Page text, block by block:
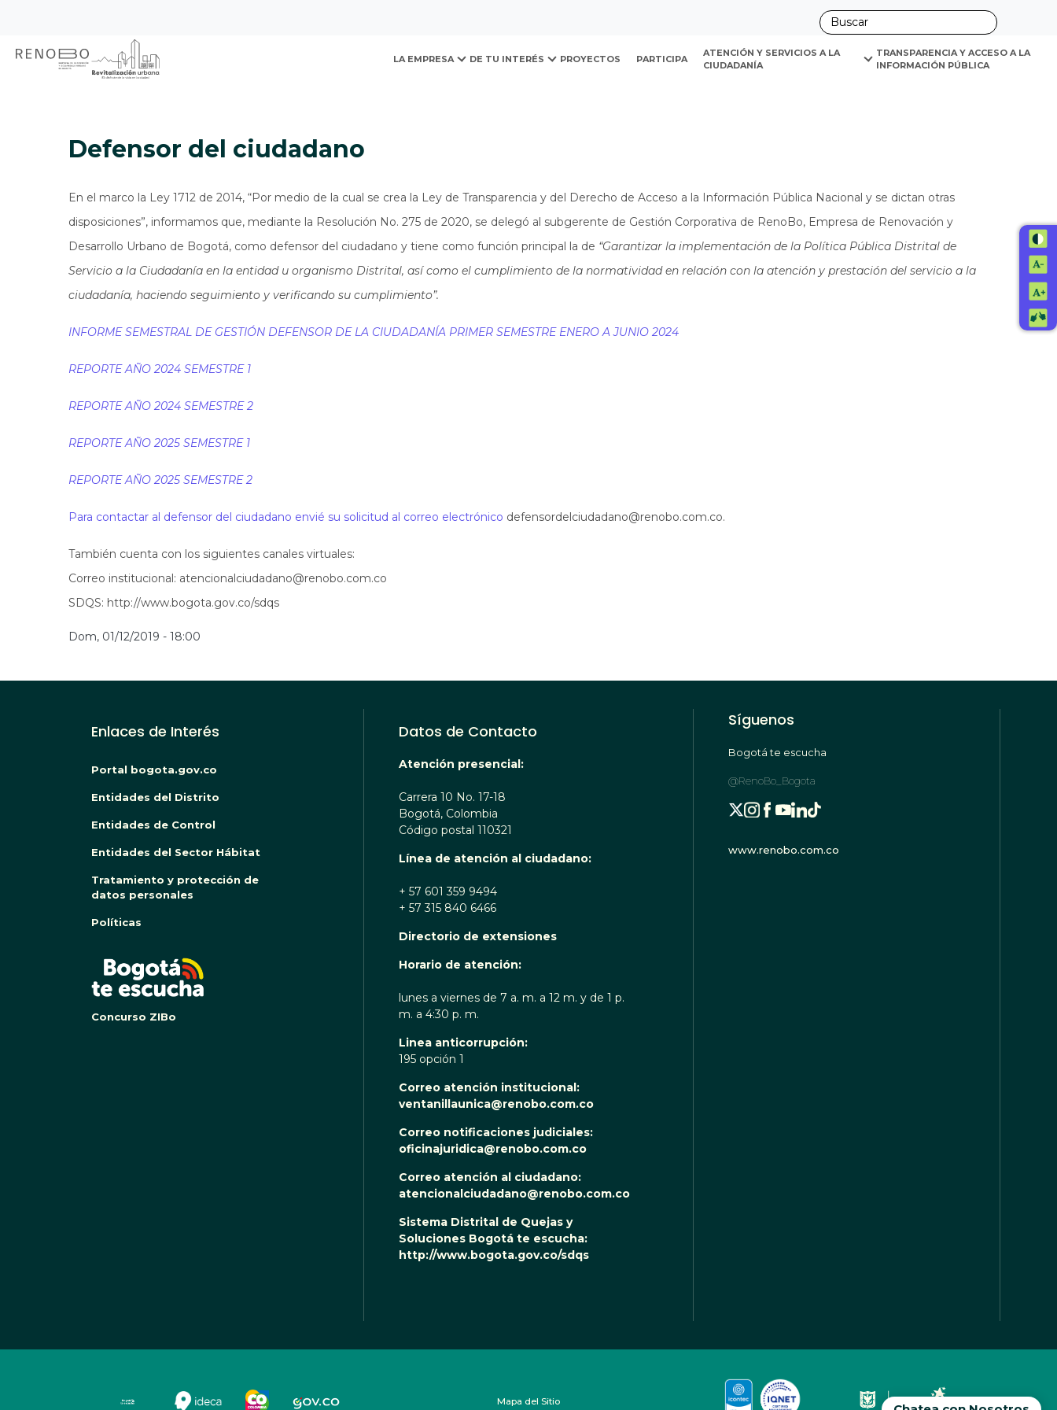
contenido
Sitio Web Empresa de Renovación y Desarrollo Urbano
LA EMPRESA DE TU INTERÉS PROYECTOS PARTICIPA
ATENCIÓN Y SERVICIOS A LA
CIUDADANÍA
TRANSPARENCIA Y ACCESO A LA
INFORMACIÓN PÚBLICA
Defensor del ciudadano
En el marco la Ley 1712 de 2014, “Por medio de la cual se crea la Ley de Transparencia y del Derecho de Acceso a la Información Pública Nacional y se dictan otras
disposiciones”, informamos que, mediante la Resolución No. 275 de 2020, se delegó al subgerente de Gestión Corporativa de RenoBo, Empresa de Renovación y
Desarrollo Urbano de Bogotá, como defensor del ciudadano y tiene como función principal la de “Garantizar la implementación de la Política Pública Distrital de
Servicio a la Ciudadanía en la entidad u organismo Distrital, así como el cumplimiento de la normatividad en relación con la atención y prestación del servicio a la
ciudadanía, haciendo seguimiento y verificando su cumplimiento”.
INFORME SEMESTRAL DE GESTIÓN DEFENSOR DE LA CIUDADANÍA PRIMER SEMESTRE ENERO A JUNIO 2024
REPORTE AÑO 2024 SEMESTRE 1
REPORTE AÑO 2024 SEMESTRE 2
REPORTE AÑO 2025 SEMESTRE 1
REPORTE AÑO 2025 SEMESTRE 2
Para contactar al defensor del ciudadano envié su solicitud al correo electrónico defensordelciudadano@renobo.com.co.
También cuenta con los siguientes canales virtuales:
Correo institucional: atencionalciudadano@renobo.com.co
SDQS: http://www.bogota.gov.co/sdqs
Dom, 01/12/2019 - 18:00
Enlaces de Interés
Portal bogota.gov.co
Entidades del Distrito
Entidades de Control
Entidades del Sector Hábitat
Tratamiento y protección de
datos personales
Políticas
Concurso ZIBo
Datos de Contacto
Atención presencial:
Carrera 10 No. 17-18
Bogotá, Colombia
Código postal 110321
Línea de atención al ciudadano:
+ 57 601 359 9494
+ 57 315 840 6466
Directorio de extensiones
Horario de atención:
lunes a viernes de 7 a. m. a 12 m. y de 1 p.
m. a 4:30 p. m.
Linea anticorrupción:
195 opción 1
Correo atención institucional:
ventanillaunica@renobo.com.co
Correo notificaciones judiciales:
oficinajuridica@renobo.com.co
Correo atención al ciudadano:
atencionalciudadano@renobo.com.co
Sistema Distrital de Quejas y
Soluciones Bogotá te escucha:
http://www.bogota.gov.co/sdqs
Síguenos
Bogotá te escucha
@RenoBo_Bogota
www.renobo.com.co
Mapa del Sitio